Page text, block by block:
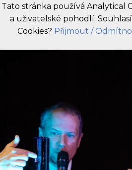
Tato stránka používá Analytical
a uživatelské pohodlí.
Cookies? Přijmout /